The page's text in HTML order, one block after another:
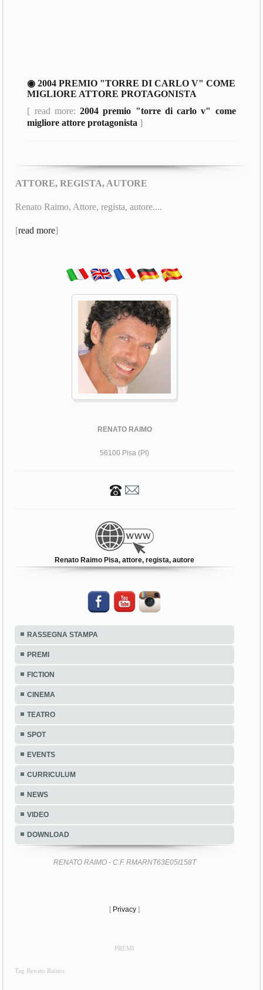
◉ 2004 PREMIO "TORRE DI CARLO V" COME
MIGLIORE ATTORE PROTAGONISTA
[ read more:2004 premio "torre di carlo v" come
migliore attore protagonista ]
ATTORE, REGISTA, AUTORE
Renato Raimo, Attore, regista, autore....
[read more]
RENATO RAIMO
56100 Pisa (PI)
Renato Raimo Pisa, attore, regista, autore
RASSEGNA STAMPA
PREMI
FICTION
CINEMA
TEATRO
SPOT
EVENTS
CURRICULUM
NEWS
VIDEO
DOWNLOAD
RENATO RAIMO - C.F. RMARNT63E05I158T
[ Privacy ]
PREMI
Tag Renato Raimo